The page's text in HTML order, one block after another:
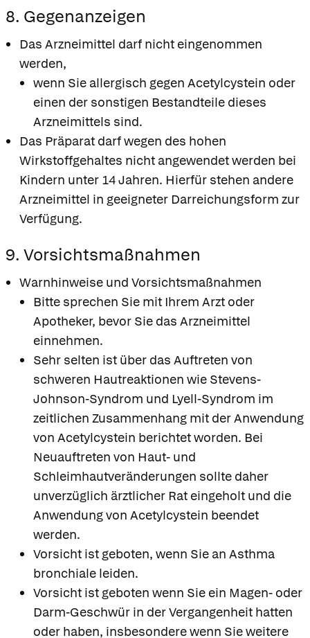
8. Gegenanzeigen
Das Arzneimittel darf nicht eingenommen
werden,
wenn Sie allergisch gegen Acetylcystein oder
einen der sonstigen Bestandteile dieses
Arzneimittels sind.
Das Präparat darf wegen des hohen
Wirkstoffgehaltes nicht angewendet werden bei
Kindern unter 14 Jahren. Hierfür stehen andere
Arzneimittel in geeigneter Darreichungsform zur
Verfügung.
9. Vorsichtsmaßnahmen
Warnhinweise und Vorsichtsmaßnahmen
Bitte sprechen Sie mit Ihrem Arzt oder
Apotheker, bevor Sie das Arzneimittel
einnehmen.
Sehr selten ist über das Auftreten von
schweren Hautreaktionen wie Stevens-
Johnson-Syndrom und Lyell-Syndrom im
zeitlichen Zusammenhang mit der Anwendung
von Acetylcystein berichtet worden. Bei
Neuauftreten von Haut- und
Schleimhautveränderungen sollte daher
unverzüglich ärztlicher Rat eingeholt und die
Anwendung von Acetylcystein beendet
werden.
Vorsicht ist geboten, wenn Sie an Asthma
bronchiale leiden.
Vorsicht ist geboten wenn Sie ein Magen- oder
Darm-Geschwür in der Vergangenheit hatten
oder haben, insbesondere wenn Sie weitere